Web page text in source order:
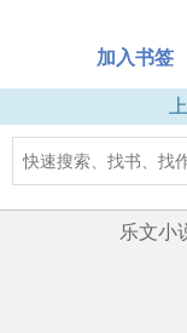
加入书签
乐文小